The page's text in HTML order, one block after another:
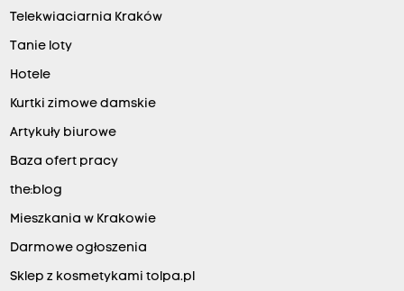
Telekwiaciarnia Kraków
Tanie loty
Hotele
Kurtki zimowe damskie
Artykuły biurowe
Baza ofert pracy
the:blog
Mieszkania w Krakowie
Darmowe ogłoszenia
Sklep z kosmetykami tolpa.pl